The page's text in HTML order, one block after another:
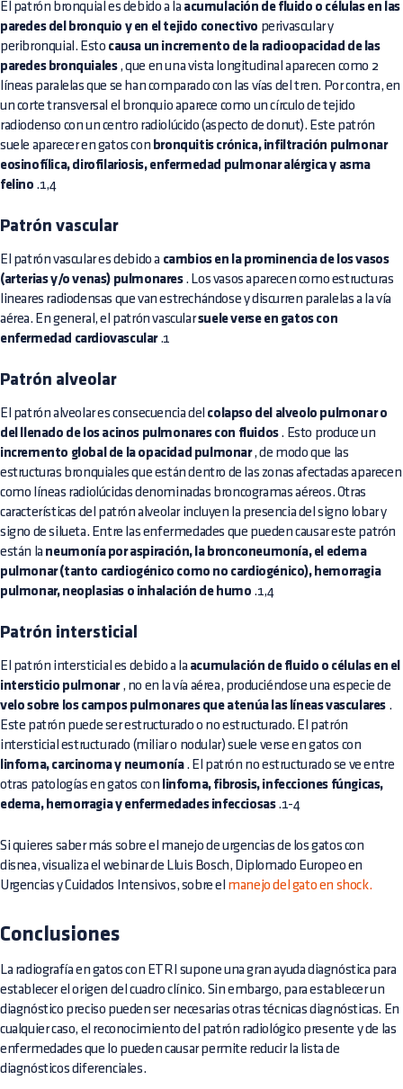
El patrón bronquial es debido a la acumulación de fluido o células en las
paredes del bronquio y en el tejido conectivo perivascular y
peribronquial. Esto causa un incremento de la radioopacidad de las
paredes bronquiales, que en una vista longitudinal aparecen como 2
líneas paralelas que se han comparado con las vías del tren. Por contra, en
un corte transversal el bronquio aparece como un círculo de tejido
radiodenso con un centro radiolúcido (aspecto de donut). Este patrón
suele aparecer en gatos con bronquitis crónica, infiltración pulmonar
eosinofílica, dirofilariosis, enfermedad pulmonar alérgica y asma
felino .1,4
Patrón vascular
El patrón vascular es debido a cambios en la prominencia de los vasos
(arterias y/o venas) pulmonares. Los vasos aparecen como estructuras
lineares radiodensas que van estrechándose y discurren paralelas a la vía
aérea. En general, el patrón vascularsuele verse en gatos con
enfermedad cardiovascular.1
Patrón alveolar
El patrón alveolar es consecuencia del colapso del alveolo pulmonar o
del llenado de los acinos pulmonares con fluidos. Esto produce un
incremento global de la opacidad pulmonar, de modo que las
estructuras bronquiales que están dentro de las zonas afectadas aparecen
como líneas radiolúcidas denominadas broncogramas aéreos. Otras
características del patrón alveolar incluyen la presencia del signo lobar y
signo de silueta. Entre las enfermedades que pueden causar este patrón
están la neumonía por aspiración, la bronconeumonía, el edema
pulmonar (tanto cardiogénico como no cardiogénico), hemorragia
pulmonar, neoplasias o inhalación de humo .1,4
Patrón intersticial
El patrón intersticial es debido a la acumulación de fluido o células en el
intersticio pulmonar, no en la vía aérea, produciéndose una especie de
velo sobre los campos pulmonares que atenúa las líneas vasculares .
Este patrón puede ser estructurado o no estructurado. El patrón
intersticial estructurado (miliar o nodular) suele verse en gatos con
linfoma, carcinoma y neumonía. El patrón no estructurado se ve entre
otras patologías en gatos con linfoma, fibrosis, infecciones fúngicas,
edema, hemorragia y enfermedades infecciosas.1-4
Si quieres saber más sobre el manejo de urgencias de los gatos con
disnea, visualiza el webinar de Lluis Bosch, Diplomado Europeo en
Urgencias y Cuidados Intensivos, sobre el manejo del gato en shock.
Conclusiones
La radiografía en gatos con ETRI supone una gran ayuda diagnóstica para
establecer el origen del cuadro clínico. Sin embargo, para establecer un
diagnóstico preciso pueden ser necesarias otras técnicas diagnósticas. En
cualquier caso, el reconocimiento del patrón radiológico presente y de las
enfermedades que lo pueden causar permite reducir la lista de
diagnósticos diferenciales.